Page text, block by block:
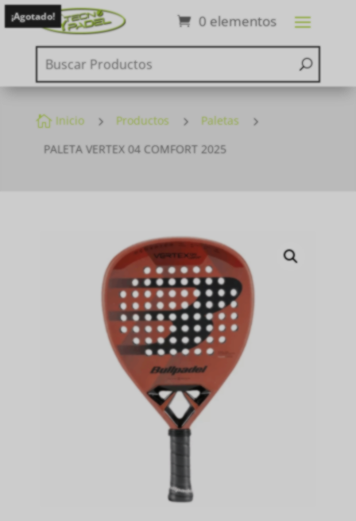
0 elementos
¡Agotado!
 Inicio 5 Productos 5 Paletas 5
PALETA VERTEX 04 COMFORT 2025